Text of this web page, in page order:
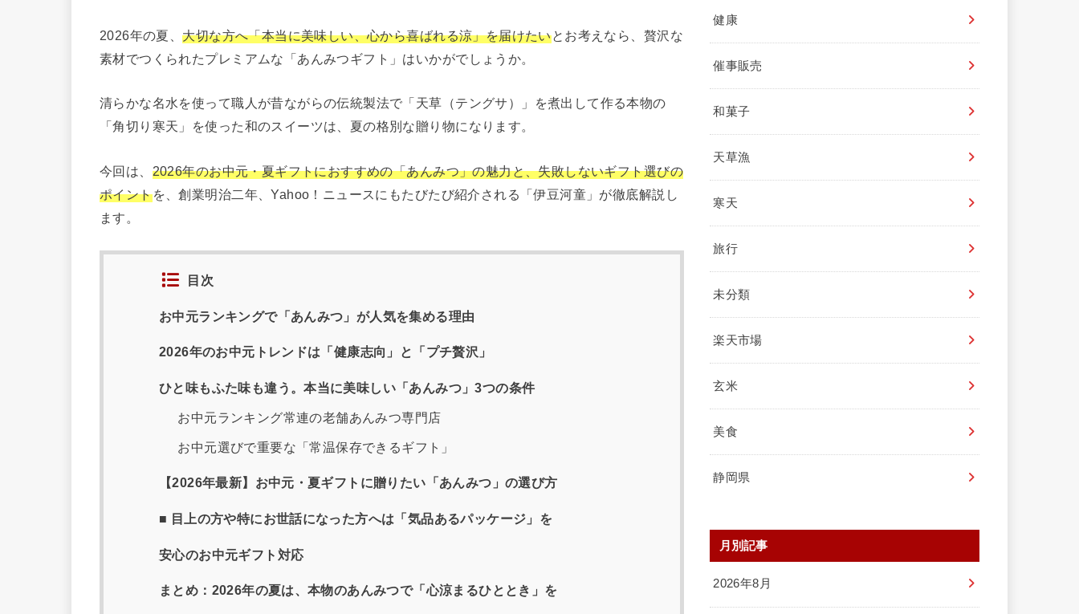
2026年の夏、大切な方へ「本当に美味しい、心から喜ばれる涼」を届けたいとお考えなら、贅沢な
素材でつくられたプレミアムな「あんみつギフト」はいかがでしょうか。
清らかな名水を使って職人が昔ながらの伝統製法で「天草（テングサ）」を煮出して作る本物の
「角切り寒天」を使った和のスイーツは、夏の格別な贈り物になります。
今回は、 2026年のお中元・夏ギフトにおすすめの「あんみつ」の魅力と、失敗しないギフト選びの
ポイントを、創業明治二年、Yahoo！ニュースにもたびたび紹介される「伊豆河童」が徹底解説し
ます。
目次
お中元ランキングで「あんみつ」が人気を集める理由
2026年のお中元トレンドは「健康志向」と「プチ贅沢」
ひと味もふた味も違う。本当に美味しい「あんみつ」3つの条件
お中元ランキング常連の老舗あんみつ専門店
お中元選びで重要な「常温保存できるギフト」
【2026年最新】お中元・夏ギフトに贈りたい「あんみつ」の選び方
■ 目上の方や特にお世話になった方へは「気品あるパッケージ」を
安心のお中元ギフト対応
まとめ：2026年の夏は、本物のあんみつで「心涼まるひととき」を
健康
催事販売
和菓子
天草漁
寒天
旅行
未分類
楽天市場
玄米
美食
静岡県
月別記事
2026年8月